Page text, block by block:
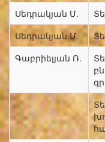
Սեդրակյան Մ.
Սեդրակյան Մ.
Գաբրիելյան Ռ.